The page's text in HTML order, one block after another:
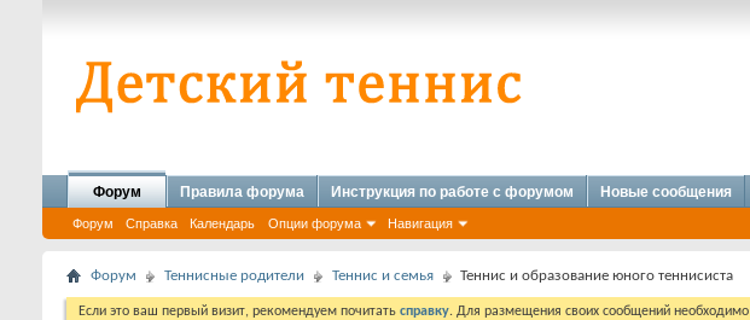
Форум
Форум Справка Календарь Опции форума Навигация
Правила форума Инструкция по работе с форумом Новые сообщения
Форум Теннисные родители Теннис и семья Теннис и образование юного теннисиста
Если это ваш первый визит, рекомендуем почитать справку. Для размещения своих сообщений необходимо